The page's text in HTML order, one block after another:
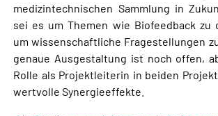
medizintechnischen Sammlung in
sei es um Themen wie Biofeedback zu
um wissenschaftliche Fragestellungen
genaue Ausgestaltung ist noch offen,
Rolle als Projektleiterin in beiden
wertvolle Synergieeffekte.